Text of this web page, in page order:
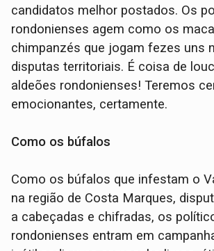
candidatos melhor postados. Os
rondonienses agem como os
chimpanzés que jogam fezes uns
disputas territoriais. É coisa de
aldeões rondonienses! Teremos
emocionantes, certamente.
Como os búfalos
Como os búfalos que infestam o
na região de Costa Marques,
a cabeçadas e chifradas, os
rondonienses entram em